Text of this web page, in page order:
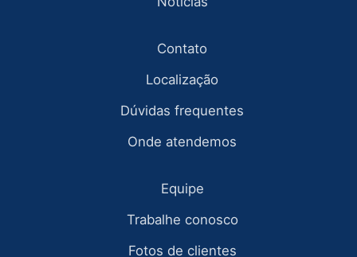
Contato
Localização
Dúvidas frequentes
Onde atendemos
Equipe
Trabalhe conosco
Fotos de clientes